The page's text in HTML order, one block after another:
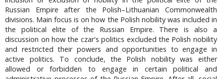
Russian Empire after the Polish–Lithuanian Commonwealth
divisions. Main focus is on how the Polish nobility was included in
the political elite of the Russian Empire. There is also a
discussion on how the czar's politics excluded the Polish nobility
and restricted their powers and opportunities to engage in
active politics. To conclude, the Polish nobility was either
allowed or forbidden to engage in certain political and